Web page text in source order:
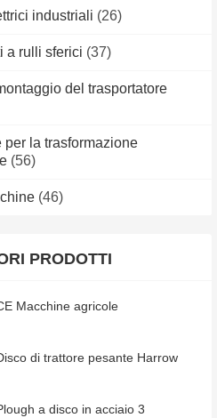
industriali (26)
a rulli sferici (37)
del trasportatore
per la trasformazione
(56)
(46)
PRODOTTI
Macchine agricole
di trattore pesante Harrow
a disco in acciaio 3